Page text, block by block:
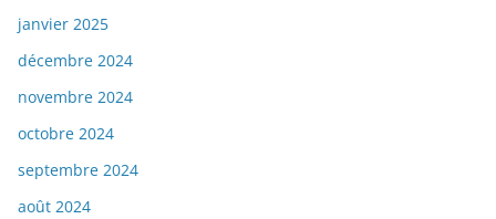
janvier 2025
décembre 2024
novembre 2024
octobre 2024
septembre 2024
août 2024